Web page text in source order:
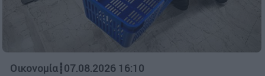
Οικονομία┋07.08.2026 16:10